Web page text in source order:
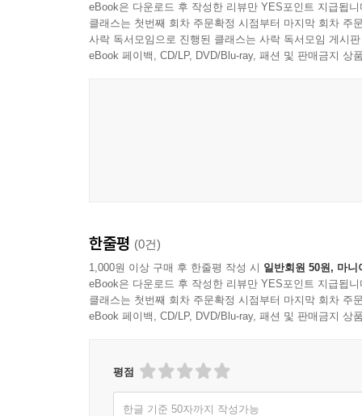
eBook은 다운로드 후 작성한 리뷰만 YES포인트 지급됩니
클래스는 첫번째 회차 주문확정 시점부터 마지막 회차 주
사락 독서모임으로 진행된 클래스는 사락 독서모임 게시
eBook 페이백, CD/LP, DVD/Blu-ray, 패션 및 판매금지 상
한줄평 (0건)
1,000원 이상 구매 후 한줄평 작성 시 일반회원 50원, 마니
eBook은 다운로드 후 작성한 리뷰만 YES포인트 지급됩니
클래스는 첫번째 회차 주문확정 시점부터 마지막 회차 주
eBook 페이백, CD/LP, DVD/Blu-ray, 패션 및 판매금지 상
평점
한글 기준 50자까지 작성가능